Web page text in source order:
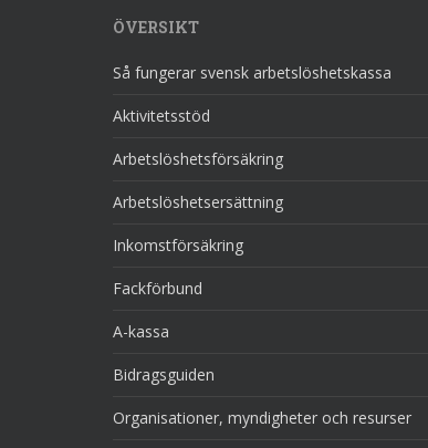
ÖVERSIKT
Så fungerar svensk arbetslöshetskassa
Aktivitetsstöd
Arbetslöshetsförsäkring
Arbetslöshetsersättning
Inkomstförsäkring
Fackförbund
A-kassa
Bidragsguiden
Organisationer, myndigheter och resurser